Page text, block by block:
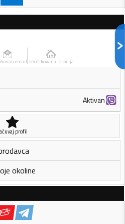
email verifikovana lokacija
Aktivan
profil
okoline